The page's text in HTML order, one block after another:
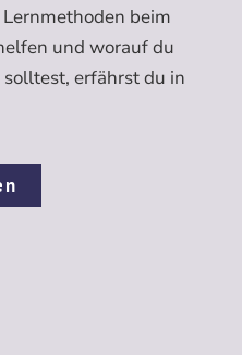
beim
und worauf du
erfährst du in